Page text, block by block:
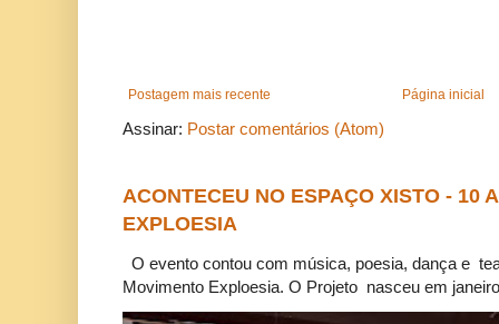
Postagem mais recente Página inicial
Assinar: Postar comentários (Atom)
ACONTECEU NO ESPAÇO XISTO - 10
EXPLOESIA
O evento contou com música, poesia, dança e
Movimento Exploesia. O Projeto nasceu em